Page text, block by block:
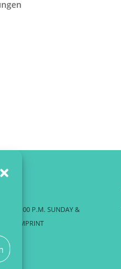
– 19:00 P.M. SUNDAY &
! IMPRINT